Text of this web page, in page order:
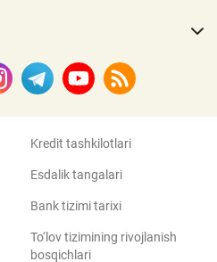
Kredit tashkilotlari
Esdalik tangalari
Bank tizimi tarixi
To‘lov tizimining rivojlanish
bosqichlari